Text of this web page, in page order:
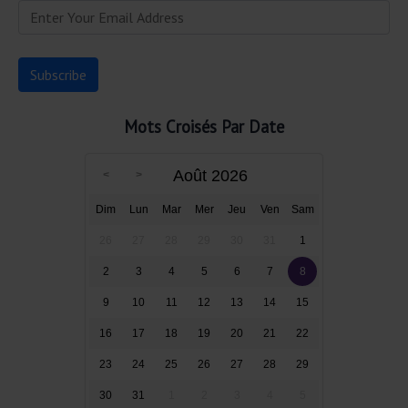
Mots Croisés Par Date
Août 2026
Dim Lun Mar Mer Jeu Ven Sam
1
2 3 4 5 6 7 8
9 10 11 12 13 14 15
16 17 18 19 20 21 22
23 24 25 26 27 28 29
30 31